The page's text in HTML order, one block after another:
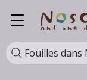
Fouilles dans